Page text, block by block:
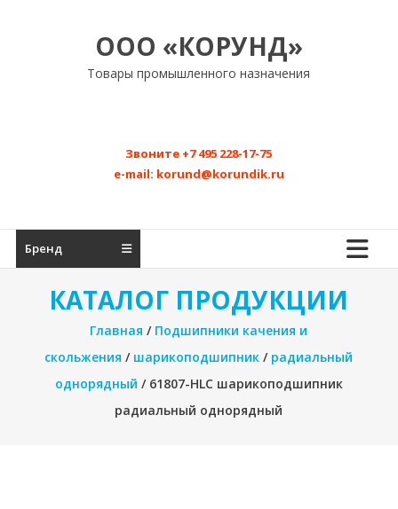
ООО «КОРУНД»
Товары промышленного назначения
Звоните +7 495 228-17-75
e-mail: korund@korundik.ru
Бренд
КАТАЛОГ ПРОДУКЦИИ
Главная / Подшипники качения и
скольжения / шарикоподшипник / радиальный
однорядный / 61807-HLC шарикоподшипник
радиальный однорядный